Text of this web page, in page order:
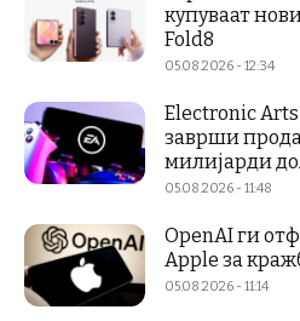
купуваат
Fold8
05.08.2026 - 12:34
Electronic
заврши
милијарди
05.08.2026 - 11:48
OpenAI ги
Apple за
05.08.2026 - 11:14